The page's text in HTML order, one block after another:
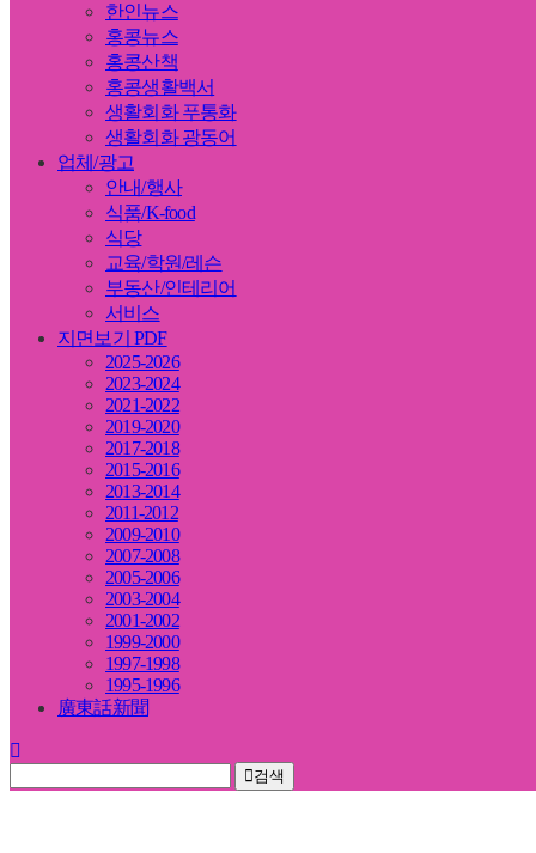
한인뉴스
홍콩뉴스
홍콩산책
홍콩생활백서
생활회화 푸통화
생활회화 광동어
업체/광고
안내/행사
식품/K-food
식당
교육/학원/레슨
부동산/인테리어
서비스
지면보기 PDF
2025-2026
2023-2024
2021-2022
2019-2020
2017-2018
2015-2016
2013-2014
2011-2012
2009-2010
2007-2008
2005-2006
2003-2004
2001-2002
1999-2000
1997-1998
1995-1996
廣東話新聞
검색